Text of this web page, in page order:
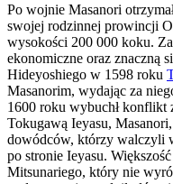
Po wojnie Masanori
swojej rodzinnej prowincji
wysokości 200 000 koku.
ekonomiczne oraz znaczną
Hideyoshiego w 1598 roku
Masanorim, wydając za
1600 roku wybuchł konflikt
Tokugawą Ieyasu,
dowódców, którzy walczyli
po stronie Ieyasu.
Mitsunariego, który nie